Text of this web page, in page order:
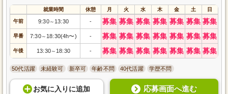
就業時間 休憩 月 火 水 木 金 土 日
午前 9:30～ 13:30 - 募集 募集 募集 募集 募集 募集 募集
早番 7:30～ 18:30(4h〜) - 募集 募集 募集 募集 募集 募集 募集
午後 13:30～ 18:30 - 募集 募集 募集 募集 募集 募集 募集
50代活躍 未経験可 新卒可 年齢不問 40代活躍 学歴不問
お気に入り に追加 応募画面へ進む